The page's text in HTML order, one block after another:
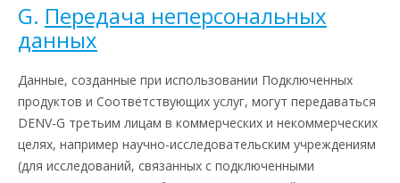
G. Передача неперсональных
данных
Данные, созданные при использовании Подключенных
продуктов и Соответствующих услуг, могут передаваться
DENV-G третьим лицам в коммерческих и некоммерческих
целях, например научно-исследовательским учреждениям
(для исследований, связанных с подключенными